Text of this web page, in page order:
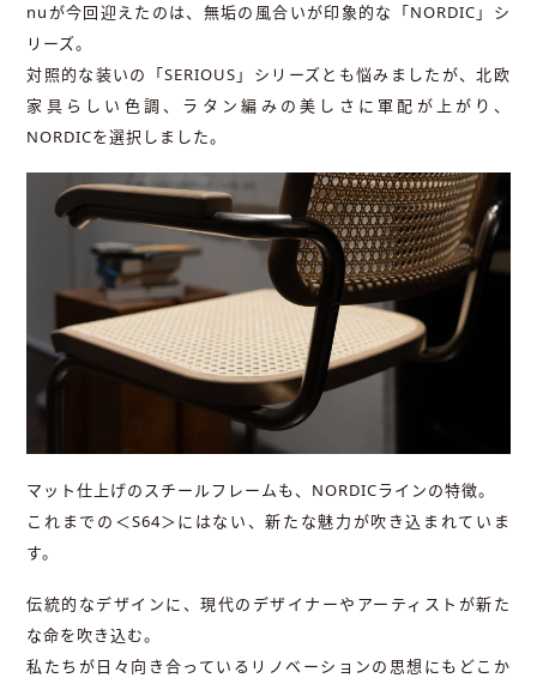
nuが今回迎えたのは、無垢の風合いが印象的な「NORDIC」シ
リーズ。
対照的な装いの「SERIOUS」シリーズとも悩みましたが、北欧
家具らしい色調、ラタン編みの美しさに軍配が上がり、
NORDICを選択しました。
マット仕上げのスチールフレームも、NORDICラインの特徴。
これまでの＜S64＞にはない、新たな魅力が吹き込まれていま
す。
伝統的なデザインに、現代のデザイナーやアーティストが新た
な命を吹き込む。
私たちが日々向き合っているリノベーションの思想にもどこか